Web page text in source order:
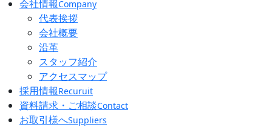
会社情報Company
代表挨拶
会社概要
沿革
スタッフ紹介
アクセスマップ
採用情報Recuruit
資料請求・ご相談Contact
お取引様へSuppliers